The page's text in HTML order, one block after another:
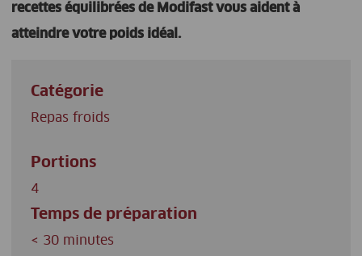
recettes équilibrées de Modifast vous aident à
atteindre votre poids idéal.
Catégorie
Repas froids
Portions
4
Temps de préparation
< 30 minutes